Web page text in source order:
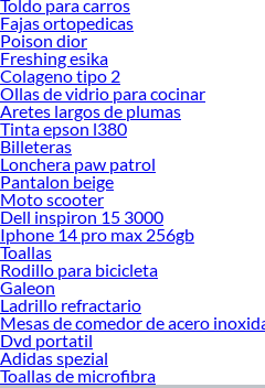
Toldo para carros
Fajas ortopedicas
Poison dior
Freshing esika
Colageno tipo 2
Ollas de vidrio para cocinar
Aretes largos de plumas
Tinta epson l380
Billeteras
Lonchera paw patrol
Pantalon beige
Moto scooter
Dell inspiron 15 3000
Iphone 14 pro max 256gb
Toallas
Rodillo para bicicleta
Galeon
Ladrillo refractario
Mesas de comedor de acero
Dvd portatil
Adidas spezial
Toallas de microfibra